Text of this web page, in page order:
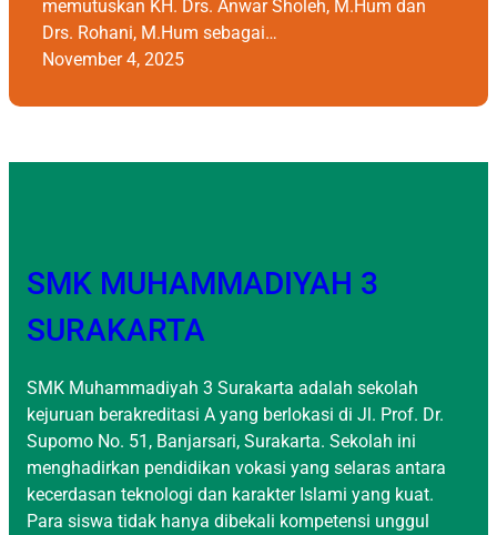
memutuskan KH. Drs. Anwar Sholeh, M.Hum dan
Drs. Rohani, M.Hum sebagai…
November 4, 2025
SMK MUHAMMADIYAH 3
SURAKARTA
SMK Muhammadiyah 3 Surakarta adalah sekolah
kejuruan berakreditasi A yang berlokasi di Jl. Prof. Dr.
Supomo No. 51, Banjarsari, Surakarta. Sekolah ini
menghadirkan pendidikan vokasi yang selaras antara
kecerdasan teknologi dan karakter Islami yang kuat.
Para siswa tidak hanya dibekali kompetensi unggul